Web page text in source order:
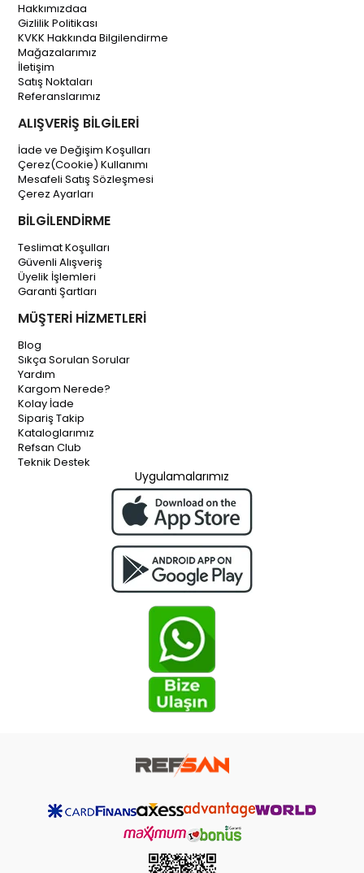
Hakkımızdaa
Gizlilik Politikası
KVKK Hakkında Bilgilendirme
Mağazalarımız
İletişim
Satış Noktaları
Referanslarımız
ALIŞVERİŞ BİLGİLERİ
İade ve Değişim Koşulları
Çerez(Cookie) Kullanımı
Mesafeli Satış Sözleşmesi
Çerez Ayarları
BİLGİLENDİRME
Teslimat Koşulları
Güvenli Alışveriş
Üyelik İşlemleri
Garanti Şartları
MÜŞTERİ HİZMETLERİ
Blog
Sıkça Sorulan Sorular
Yardım
Kargom Nerede?
Kolay İade
Sipariş Takip
Kataloglarımız
Refsan Club
Teknik Destek
Uygulamalarımız